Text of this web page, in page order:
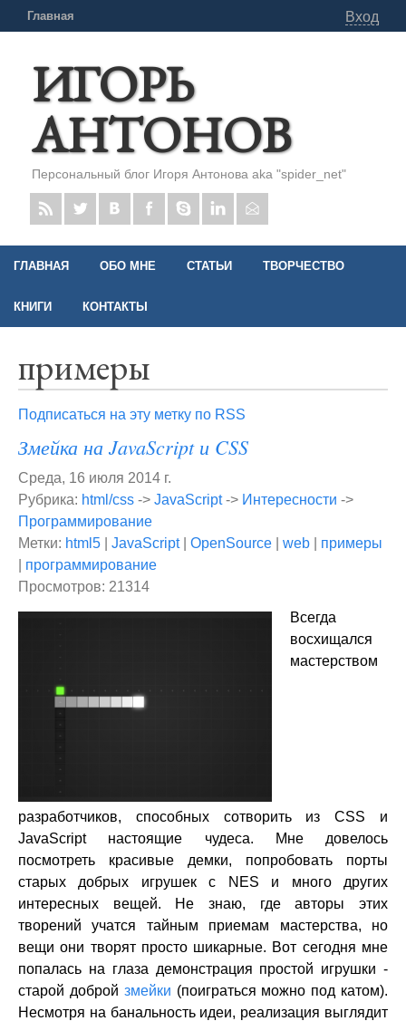
Главная Вход
ИГОРЬ
АНТОНОВ
Персональный блог Игоря Антонова aka "spider_net"
ГЛАВНАЯ ОБО МНЕ СТАТЬИ ТВОРЧЕСТВО
КНИГИ КОНТАКТЫ
примеры
Подписаться на эту метку по RSS
Змейка на JavaScript и CSS
Среда, 16 июля 2014 г.
Рубрика: html/css -> JavaScript-> Интересности ->
Программирование
Метки: html5 JavaScript| OpenSource web
примеры
программирование
Просмотров: 21314
Всегда
восхищался
мастерством
разработчиков, способных сотворить из CSS и
JavaScript настоящие чудеса. Мне довелось
посмотреть красивые демки, попробовать порты
старых добрых игрушек с NES и много других
интересных вещей. Не знаю, где авторы этих
творений учатся тайным приемам мастерства, но
вещи они творят просто шикарные. Вот сегодня мне
попалась на глаза демонстрация простой игрушки -
старой доброй змейки (поиграться можно под катом).
Несмотря на банальность идеи, реализация выглядит